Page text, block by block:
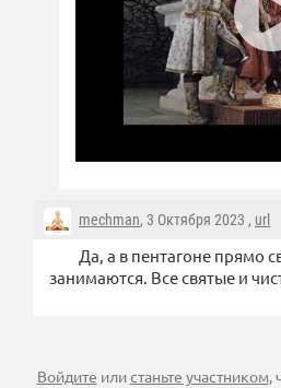
mechman, 3 Октября 2023 , url
Да, а в пентагоне прямо
занимаются. Все святые и
Войдите илистаньте участником,